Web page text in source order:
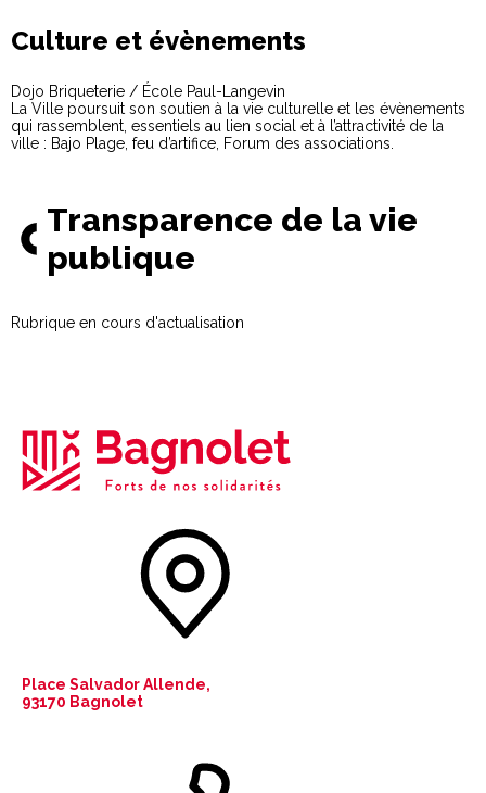
Culture et évènements
Dojo Briqueterie / École Paul-Langevin
La Ville poursuit son soutien à la vie culturelle et les évènements
qui rassemblent, essentiels au lien social et à l’attractivité de la
ville : Bajo Plage, feu d’artifice, Forum des associations.
Transparence de la vie
publique
Rubrique en cours d'actualisation
Place Salvador Allende,
93170 Bagnolet